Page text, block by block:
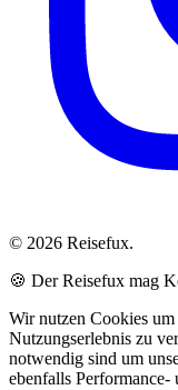
© 2026 Reisefux.
🍪 Der Reisefux mag
Wir nutzen Cookies
Nutzungserlebnis zu
notwendig sind um
ebenfalls